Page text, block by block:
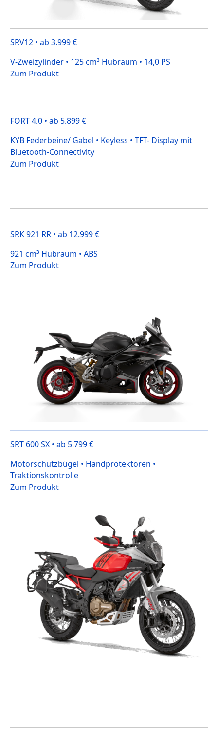
SRV12 • ab 3.999 €
V-Zweizylinder • 125 cm³ Hubraum • 14,0 PS
Zum Produkt
FORT 4.0 • ab 5.899 €
KYB Federbeine/ Gabel • Keyless • TFT- Display mit
Bluetooth-Connectivity
Zum Produkt
SRK 921 RR • ab 12.999 €
921 cm³ Hubraum • ABS
Zum Produkt
SRT 600 SX • ab 5.799 €
Motorschutzbügel • Handprotektoren •
Traktionskontrolle
Zum Produkt